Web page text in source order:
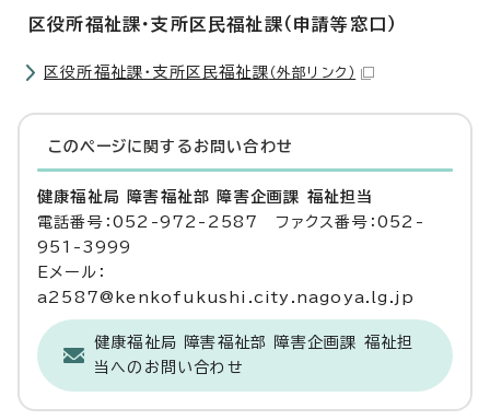
区役所福祉課・支所区民福祉課（申請等窓口）
区役所福祉課・支所区民福祉課 （外部リンク）
このページに関する お問い合わせ
健康福祉局 障害福祉部 障害企画課 福祉担当
電話番号：052-972-2587 ファクス番号：052-
951-3999
Eメール：
a2587@kenkofukushi.city.nagoya.lg.jp
健康福祉局 障害福祉部 障害企画課 福祉担
当へのお問い合わせ